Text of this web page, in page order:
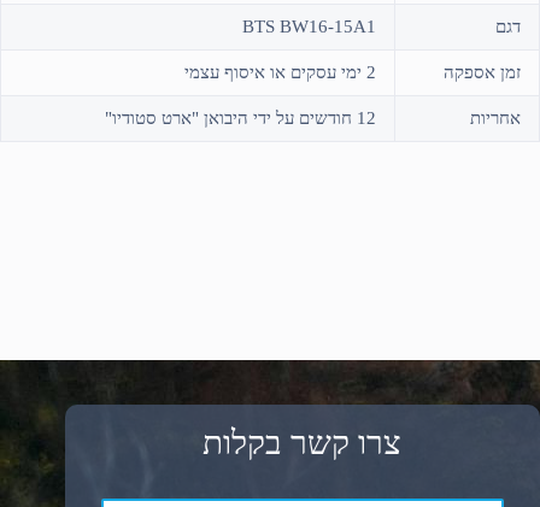
דגם BTS BW16-15A1
זמן אספקה 2 ימי עסקים או איסוף עצמי
אחריות 12 חודשים על ידי היבואן "ארט סטודיו"
צרו קשר בקלות